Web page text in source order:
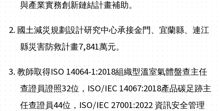
與產業實務創新鏈結計畫補助。
2. 國土減災規劃設計研究中心承接金門、宜蘭縣、連江
縣災害防救計畫7,841萬元。
3. 教師取得ISO 14064-1:2018組織型溫室氣體盤查主任
查證員證照32位， ISO/IEC 14067:2018產品碳足跡主
任查證員44位， ISO/IEC 27001:2022 資訊安全管理